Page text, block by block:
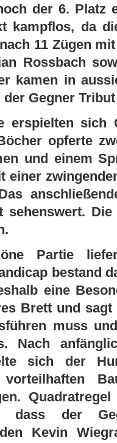
der 6. Platz
kampflos, da
11 Zügen
Rossbach
kamen in
Gegner
erspielten sich
opferte
und einem
einer
sehenswert.
Partie
bestand
eine
Brett und
muss
Nach
sich der
dass der
Kevin